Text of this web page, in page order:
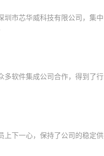
圳市芯华威科技有限公司，集中
多软件集成公司合作，得到了行
上下一心，保持了公司的稳定供